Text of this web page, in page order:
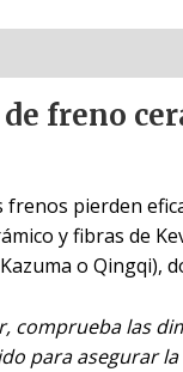
freno
frenos pierden
y fibras de
o Qingqi),
comprueba las
para asegurar